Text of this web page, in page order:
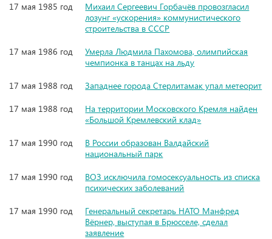
17 мая 1985 год
Михаил Сергеевич Горбачёв провозгласил
лозунг «ускорения» коммунистического
строительства в СССР
17 мая 1986 год
Умерла Людмила Пахомова, олимпийская
чемпионка в танцах на льду
17 мая 1988 год
Западнее города Стерлитамак упал метеорит
17 мая 1988 год
На территории Московского Кремля найден
«Большой Кремлевский клад»
17 мая 1990 год
В России образован Валдайский
национальный парк
17 мая 1990 год
ВОЗ исключила гомосексуальность из списка
психических заболеваний
17 мая 1990 год
Генеральный секретарь НАТО Манфред
Вёрнер, выступая в Брюсселе, сделал
заявление